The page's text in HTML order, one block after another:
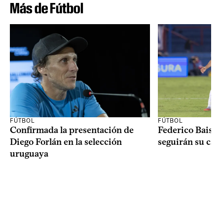
Más de Fútbol
FÚTBOL
Confirmada la presentación de
Diego Forlán en la selección
uruguaya
FÚTBOL
Federico Bais
seguirán su